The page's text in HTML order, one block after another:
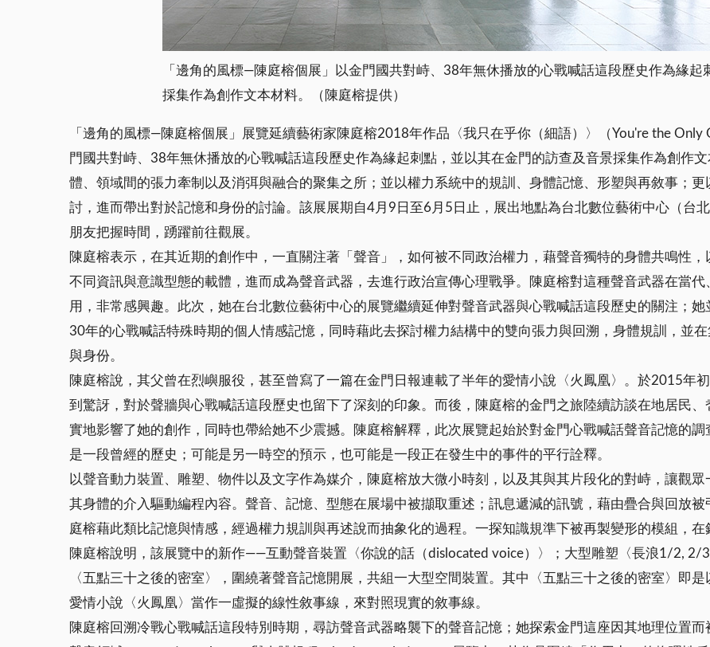
「邊角的風標—陳庭榕個展」以金門國共對峙、38年無休播放的心戰喊話這段歷史作為緣
採集作為創作文本材料。（陳庭榕提供）
「邊角的風標—陳庭榕個展」展覽延續藝術家陳庭榕2018年作品〈我只在乎你（細語）〉（You're the Only
門國共對峙、38年無休播放的心戰喊話這段歷史作為緣起刺點，並以其在金門的訪查及音景採集作為創作
體、領域間的張力牽制以及消弭與融合的聚集之所；並以權力系統中的規訓、身體記憶、形塑與再敘事；
討，進而帶出對於記憶和身份的討論。該展展期自4月9日至6月5日止，展出地點為台北數位藝術中心（台
朋友把握時間，踴躍前往觀展。
陳庭榕表示，在其近期的創作中，一直關注著「聲音」，如何被不同政治權力，藉聲音獨特的身體共鳴性
不同資訊與意識型態的載體，進而成為聲音武器，去進行政治宣傳心理戰爭。陳庭榕對這種聲音武器在當
用，非常感興趣。此次，她在台北數位藝術中心的展覽繼續延伸對聲音武器與心戰喊話這段歷史的關注；
30年的心戰喊話特殊時期的個人情感記憶，同時藉此去探討權力結構中的雙向張力與回溯，身體規訓，並
與身份。
陳庭榕說，其父曾在烈嶼服役，甚至曾寫了一篇在金門日報連載了半年的愛情小說〈火鳳凰〉。於2015年
到驚訝，對於聲牆與心戰喊話這段歷史也留下了深刻的印象。而後，陳庭榕的金門之旅陸續訪談在地居民
實地影響了她的創作，同時也帶給她不少震撼。陳庭榕解釋，此次展覽起始於對金門心戰喊話聲音記憶的
是一段曾經的歷史；可能是另一時空的預示，也可能是一段正在發生中的事件的平行詮釋。
以聲音動力裝置、雕塑、物件以及文字作為媒介，陳庭榕放大微小時刻，以及其與其片段化的對峙，讓觀
其身體的介入驅動編程內容。聲音、記憶、型態在展場中被擷取重述；訊息遞減的訊號，藉由疊合與回放
庭榕藉此類比記憶與情感，經過權力規訓與再述說而抽象化的過程。一探知識規準下被再製變形的模組，在
陳庭榕說明，該展覽中的新作——互動聲音裝置〈你說的話（dislocated voice）〉；大型雕塑〈長浪1/2, 2/
〈五點三十之後的密室〉，圍繞著聲音記憶開展，共組一大型空間裝置。其中〈五點三十之後的密室〉即
愛情小說〈火鳳凰〉當作一虛擬的線性敘事線，來對照現實的敘事線。
陳庭榕回溯冷戰心戰喊話這段特別時期，尋訪聲音武器略襲下的聲音記憶；她探索金門這座因其地理位置